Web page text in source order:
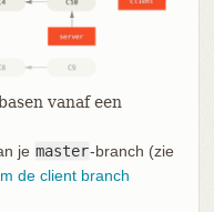
vanaf een
je master-branch (zie
de client branch